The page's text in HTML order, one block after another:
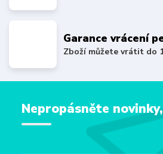
Garance vrácení
Zboží můžete vrátit do
Nepropásněte